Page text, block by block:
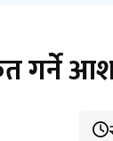
गर्ने